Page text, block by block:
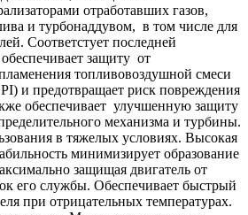
отработавших газов,
и турбонаддувом, в том числе для
Соответстует последней
защиту от
топливовоздушной смеси
и предотвращает риск повреждения
обеспечивает улучшенную защиту
механизма и турбины.
в тяжелых условиях. Высокая
минимизирует образование
защищая двигатель от
его службы. Обеспечивает быстрый
при отрицательных температурах.